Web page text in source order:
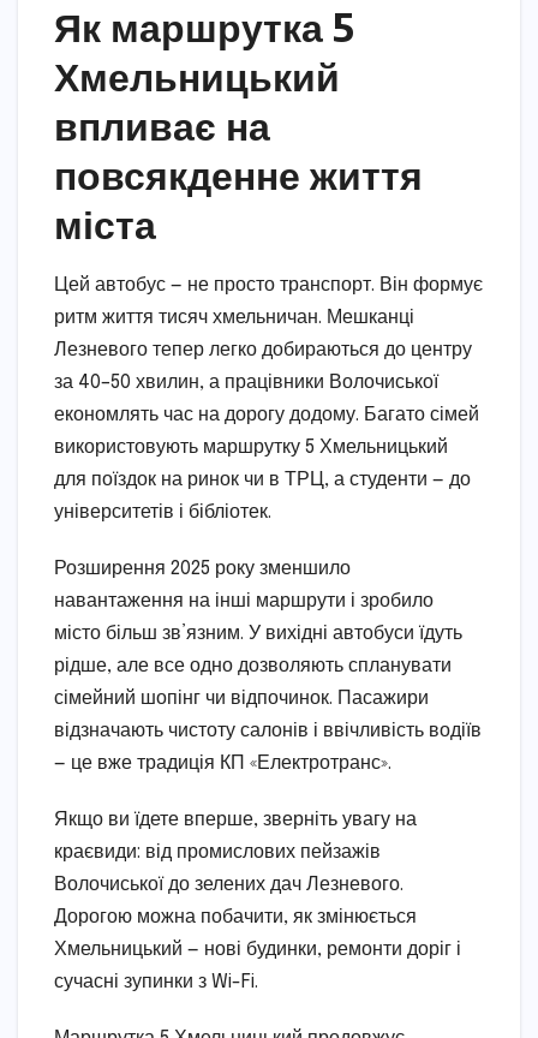
Як маршрутка 5
Хмельницький
впливає на
повсякденне життя
міста
Цей автобус — не просто транспорт. Він формує
ритм життя тисяч хмельничан. Мешканці
Лезневого тепер легко добираються до центру
за 40–50 хвилин, а працівники Волочиської
економлять час на дорогу додому. Багато сімей
використовують маршрутку 5 Хмельницький
для поїздок на ринок чи в ТРЦ, а студенти — до
університетів і бібліотек.
Розширення 2025 року зменшило
навантаження на інші маршрути і зробило
місто більш зв’язним. У вихідні автобуси їдуть
рідше, але все одно дозволяють спланувати
сімейний шопінг чи відпочинок. Пасажири
відзначають чистоту салонів і ввічливість водіїв
— це вже традиція КП «Електротранс».
Якщо ви їдете вперше, зверніть увагу на
краєвиди: від промислових пейзажів
Волочиської до зелених дач Лезневого.
Дорогою можна побачити, як змінюється
Хмельницький — нові будинки, ремонти доріг і
сучасні зупинки з Wi-Fi.